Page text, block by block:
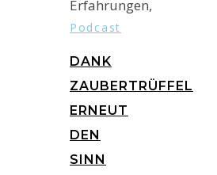
Podcast
DANK
ZAUBERTRÜFFEL
ERNEUT
DEN
SINN